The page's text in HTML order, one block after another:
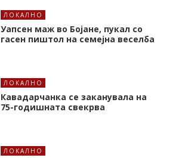
ЛОКАЛНО
Уапсен маж во Бојане, пукал со
гасен пиштол на семејна веселба
ЛОКАЛНО
Кавадарчанка се заканувала на
75-годишната свекрва
ЛОКАЛНО